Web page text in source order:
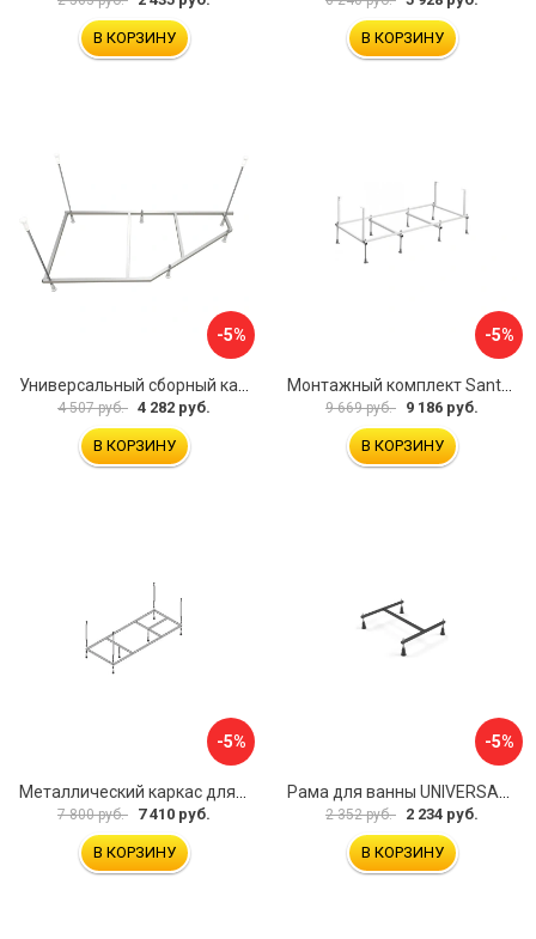
В КОРЗИНУ В КОРЗИНУ
-5%
4 507 руб. 4 282 руб.
В КОРЗИНУ
-5%
9 669 руб. 9 186 руб.
В КОРЗИНУ
-5%
Металлический каркас для акриловой ванны Cezares EMP-170-70-MF-R
7 800 руб. 7 410 руб.
В КОРЗИНУ
-5%
Рама для ванны UNIVERSAL Cersanit K-RW-UNIVERSAL160-170
2 352 руб. 2 234 руб.
В КОРЗИНУ